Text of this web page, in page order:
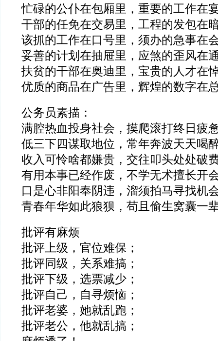
忙碌的公仆在包厢里，重要的工作在
干部的任免在交易里，工程的发包在
该抓的工作在口号里，须办的急事在
妥善的计划在抽屉里，应煞的歪风在
扶贫的干部在奥迪里，宝贵的人才在
优质的商品在广告里，辉煌的数字在
公务员素描：
满腔热血投身社会，摸爬滚打终日疲
低三下四谋取地位，常年奔波天天喝
收入可怜啥都嫌贵，交往叩头处处破
有用本事已经作废，不学无术擅长开
口是心非阳奉阴违，溜须拍马寻找机
青春年华如此狼狈，苟且偷生窝囊一
批评有麻烦
批评上级，官位难保；
批评同级，关系难搞；
批评下级，选票减少；
批评自己，自寻烦恼；
批评老婆，她就乱跑；
批评老公，他就乱搞；